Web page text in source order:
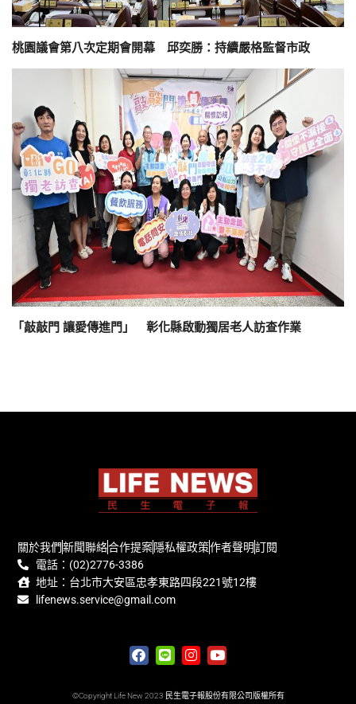
桃園議會第八次定期會開幕 邱奕勝：持續嚴格監督市政
「敲敲門 讓愛傳進門」 彰化縣啟動獨居老人訪查作業
關於我們新聞聯絡合作提案隱私權政策作者聲明訂閱
電話：(02)2776-3386
地址：台北市大安區忠孝東路四段221號12樓
lifenews.service@gmail.com
©Copyright Life New 2023 民生電子報股份有限公司版權所有